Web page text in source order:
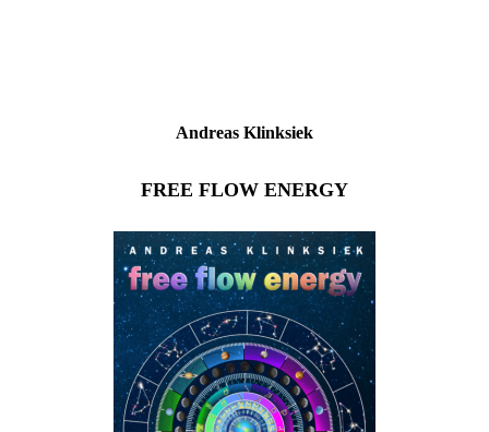
Andreas Klinksiek
FREE FLOW ENERGY